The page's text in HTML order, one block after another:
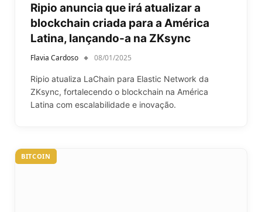
Ripio anuncia que irá atualizar a
blockchain criada para a América
Latina, lançando-a na ZKsync
Flavia Cardoso 08/01/2025
Ripio atualiza LaChain para Elastic Network da
ZKsync, fortalecendo o blockchain na América
Latina com escalabilidade e inovação.
BITCOIN